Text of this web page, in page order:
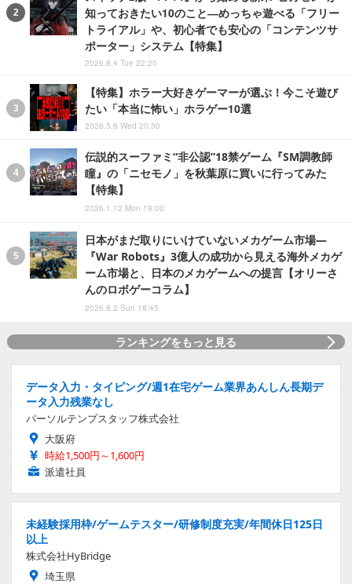
知っておきたい10のこと―めっちゃ遊べる「フリー
トライアル」や、初心者でも安心の「コンテンツサ
ポーター」システム【特集】
2026.8.4 Tue 22:20
【特集】ホラー大好きゲーマーが選ぶ！今こそ遊び
たい「本当に怖い」ホラゲー10選
2026.5.6 Wed 20:30
伝説的スーファミ“非公認”18禁ゲーム『SM調教師
瞳』の「ニセモノ」を秋葉原に買いに行ってみた
【特集】
2026.1.12 Mon 19:00
日本がまだ取りにいけていないメカゲーム市場―
『War Robots』3億人の成功から見える海外メカゲ
ーム市場と、日本のメカゲームへの提言【オリーさ
んのロボゲーコラム】
2026.8.2 Sun 18:45
ランキングをもっと見る
データ入力・タイピング/週1在宅ゲーム業界あんしん長期デ
ータ入力残業なし
パーソルテンプスタッフ株式会社
大阪府
時給1,500円～1,600円
派遣社員
未経験採用枠/ゲームテスター/研修制度充実/年間休日125日
以上
株式会社HyBridge
埼玉県